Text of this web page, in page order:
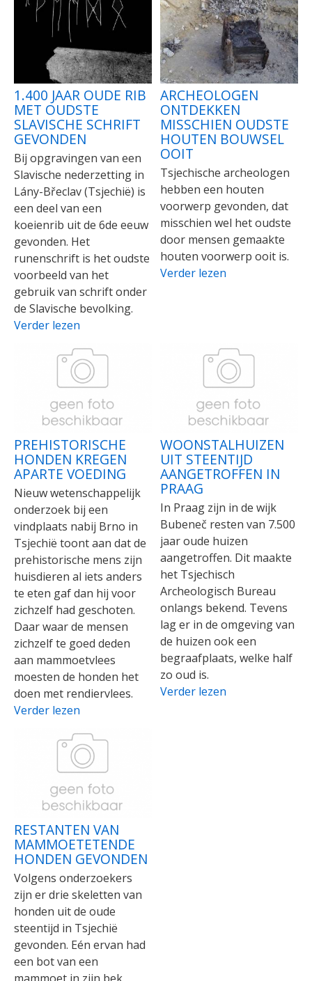
1.400 JAAR OUDE RIB
MET OUDSTE
SLAVISCHE SCHRIFT
GEVONDEN
Bij opgravingen van een
Slavische nederzetting in
Lány-Břeclav (Tsjechië) is
een deel van een
koeienrib uit de 6de eeuw
gevonden. Het
runenschrift is het oudste
voorbeeld van het
gebruik van schrift onder
de Slavische bevolking.
Verder lezen
ARCHEOLOGEN
ONTDEKKEN
MISSCHIEN OUDSTE
HOUTEN BOUWSEL
OOIT
Tsjechische archeologen
hebben een houten
voorwerp gevonden, dat
misschien wel het oudste
door mensen gemaakte
houten voorwerp ooit is.
Verder lezen
PREHISTORISCHE
HONDEN KREGEN
APARTE VOEDING
Nieuw wetenschappelijk
onderzoek bij een
vindplaats nabij Brno in
Tsjechië toont aan dat de
prehistorische mens zijn
huisdieren al iets anders
te eten gaf dan hij voor
zichzelf had geschoten.
Daar waar de mensen
zichzelf te goed deden
aan mammoetvlees
moesten de honden het
doen met rendiervlees.
Verder lezen
WOONSTALHUIZEN
UIT STEENTIJD
AANGETROFFEN IN
PRAAG
In Praag zijn in de wijk
Bubeneč resten van 7.500
jaar oude huizen
aangetroffen. Dit maakte
het Tsjechisch
Archeologisch Bureau
onlangs bekend. Tevens
lag er in de omgeving van
de huizen ook een
begraafplaats, welke half
zo oud is.
Verder lezen
RESTANTEN VAN
MAMMOETETENDE
HONDEN GEVONDEN
Volgens onderzoekers
zijn er drie skeletten van
honden uit de oude
steentijd in Tsjechië
gevonden. Eén ervan had
een bot van een